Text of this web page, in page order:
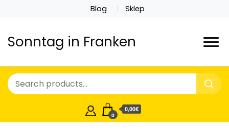
Blog Sklep
Sonntag in Franken
0
0,00€